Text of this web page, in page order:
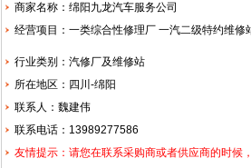
商家名称：绵阳九龙汽车服务公司
经营项目：一类综合性修理厂 一汽二级特约维修
行业类别：汽修厂及维修站
所在地区：四川-绵阳
联系人：魏建伟
联系电话：13989277586
友情提示：请您在联系采购商或者供应商的时候